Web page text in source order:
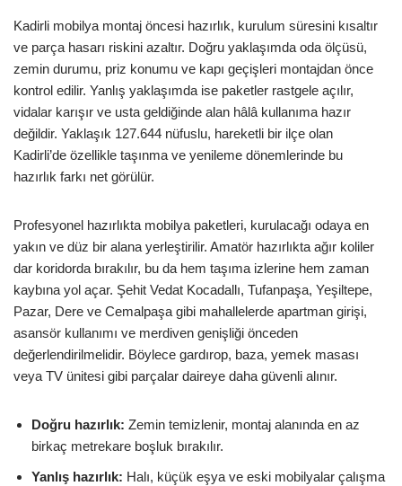
Kadirli mobilya montaj öncesi hazırlık, kurulum süresini kısaltır
ve parça hasarı riskini azaltır. Doğru yaklaşımda oda ölçüsü,
zemin durumu, priz konumu ve kapı geçişleri montajdan önce
kontrol edilir. Yanlış yaklaşımda ise paketler rastgele açılır,
vidalar karışır ve usta geldiğinde alan hâlâ kullanıma hazır
değildir. Yaklaşık 127.644 nüfuslu, hareketli bir ilçe olan
Kadirli’de özellikle taşınma ve yenileme dönemlerinde bu
hazırlık farkı net görülür.
Profesyonel hazırlıkta mobilya paketleri, kurulacağı odaya en
yakın ve düz bir alana yerleştirilir. Amatör hazırlıkta ağır koliler
dar koridorda bırakılır, bu da hem taşıma izlerine hem zaman
kaybına yol açar. Şehit Vedat Kocadallı, Tufanpaşa, Yeşiltepe,
Pazar, Dere ve Cemalpaşa gibi mahallelerde apartman girişi,
asansör kullanımı ve merdiven genişliği önceden
değerlendirilmelidir. Böylece gardırop, baza, yemek masası
veya TV ünitesi gibi parçalar daireye daha güvenli alınır.
Doğru hazırlık: Zemin temizlenir, montaj alanında en az
birkaç metrekare boşluk bırakılır.
Yanlış hazırlık: Halı, küçük eşya ve eski mobilyalar çalışma